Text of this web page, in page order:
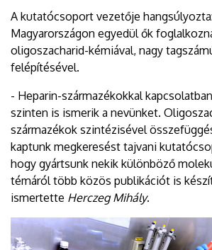
A kutatócsoport vezetője
Magyarországon egyedül ők
oligoszacharid-kémiával, nagy
felépítésével.
- Heparin-származékokkal
szinten is ismerik a nevünket.
származékok szintézisével
kaptunk megkeresést tajvani
hogy gyártsunk nekik különböző
témáról több közös publikációt is
ismertette Herczeg Mihály.